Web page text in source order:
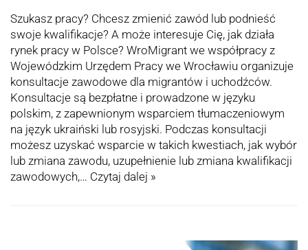
Szukasz pracy? Chcesz zmienić zawód lub podnieść
swoje kwalifikacje? A może interesuje Cię, jak działa
rynek pracy w Polsce? WroMigrant we współpracy z
Wojewódzkim Urzędem Pracy we Wrocławiu organizuje
konsultacje zawodowe dla migrantów i uchodźców.
Konsultacje są bezpłatne i prowadzone w języku
polskim, z zapewnionym wsparciem tłumaczeniowym
na język ukraiński lub rosyjski. Podczas konsultacji
możesz uzyskać wsparcie w takich kwestiach, jak wybór
lub zmiana zawodu, uzupełnienie lub zmiana kwalifikacji
zawodowych,… Czytaj dalej »